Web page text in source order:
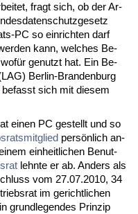
fragt sich, ob der Ar­
PC so ein­rich­ten darf
kann, wel­ches Be­
ge­nutzt hat. Ein Be­
Ber­lin-Bran­den­burg
be­fasst sich mit die­sem
ei­nen PC ge­stellt und so
per­sön­lich an­
ein­heit­li­chen Be­nut­
lehn­te er ab. An­ders als
vom 27.07.2010, 34
im ge­richt­li­chen
grund­le­gen­des Prin­zip